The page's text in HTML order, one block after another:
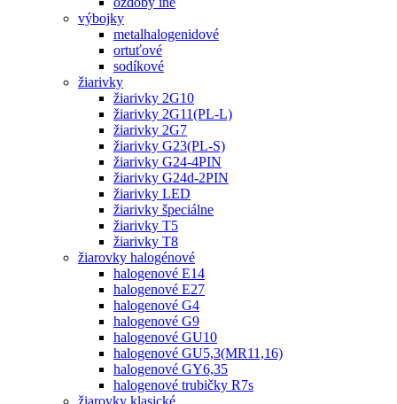
výbojky
metalhalogenidové
ortuťové
sodíkové
žiarivky
žiarivky 2G10
žiarivky 2G11(PL-L)
žiarivky 2G7
žiarivky G23(PL-S)
žiarivky G24-4PIN
žiarivky G24d-2PIN
žiarivky LED
žiarivky špeciálne
žiarivky T5
žiarivky T8
žiarovky halogénové
halogenové E14
halogenové E27
halogenové G4
halogenové G9
halogenové GU10
halogenové GU5,3(MR11,16)
halogenové GY6,35
halogenové trubičky R7s
žiarovky klasické